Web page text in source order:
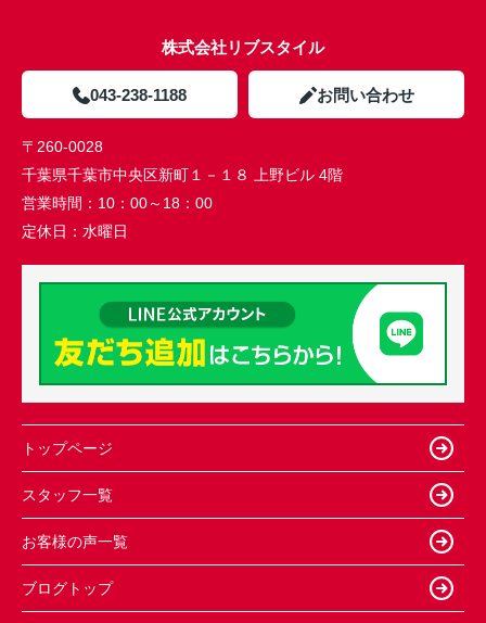
株式会社リブスタイル
043-238-1188 お問い合わせ
〒260-0028
千葉県千葉市中央区新町１－１８ 上野ビル 4階
営業時間： 10：00～18：00
定休日： 水曜日
トップページ
スタッフ一覧
お客様の声一覧
ブログトップ